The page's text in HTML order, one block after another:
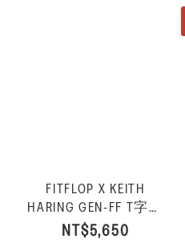
FITFLOP X KEITH
HARING GEN-FF T字後
帶涼鞋-信號紅
NT$5,650